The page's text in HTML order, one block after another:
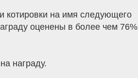
котировки на имя следующего
оценены в более чем 76%
награду.